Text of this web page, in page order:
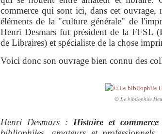
commerce qui sont ici, dans cet ouvrage,
éléments de la "culture générale" de
Henri Desmars fut président de la FFSL
de Libraires) et spécialiste de la chose
Voici donc son ouvrage bien connu des
© Le bibliophile
Henri Desmars : Histoire et